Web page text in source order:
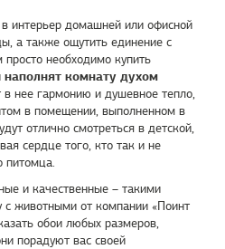
интерьер домашней или офисной
а также ощутить единение с
необходимо купить
наполнят комнату духом
в нее гармонию и душевное тепло,
в помещении, выполненном в
отлично смотреться в детской,
сердце того, кто так и не
питомца.
и качественные – такими
с животными от компании «Поинт
обои любых размеров,
порадуют вас своей